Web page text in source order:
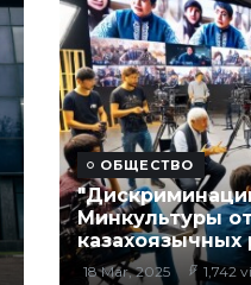
ОБЩЕСТВО
Минкультуры
18 Mar, 2025 1,742